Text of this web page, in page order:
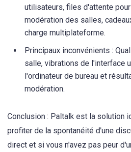
utilisateurs, files d'attente
modération des salles,
charge multiplateforme.
Principaux inconvénients :
salle, vibrations de l'interface
l'ordinateur de bureau et
modération.
Conclusion : Paltalk est la solution
profiter de la spontanéité d'une
direct et si vous n'avez pas peur